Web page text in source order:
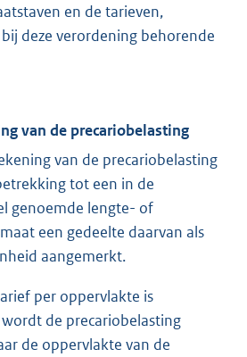
en de tarieven,
deze verordening behorende
van de precariobelasting
van de precariobelasting
tot een in de
genoemde lengte- of
een gedeelte daarvan als
aangemerkt.
per oppervlakte is
de precariobelasting
de oppervlakte van de